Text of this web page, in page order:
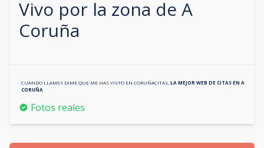
Vivo por la zona de A
Coruña
CUANDO LLAMES DIME QUE ME HAS VISTO EN CORUÑACITAS,LA MEJOR WEB DE CITAS EN A
CORUÑA
Fotos reales